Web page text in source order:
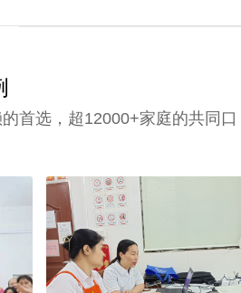
家政中心保洁服务价钱标准做开示。
首选，超12000+家庭的共同口